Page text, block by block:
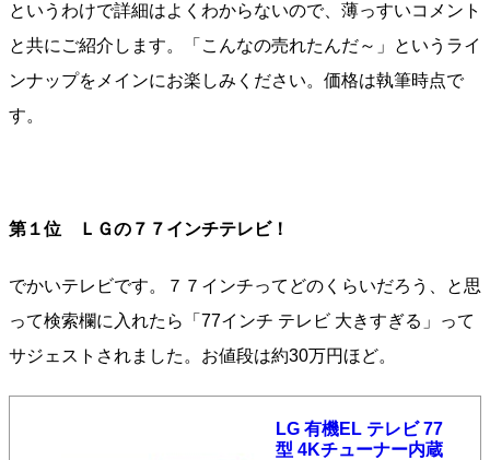
というわけで詳細はよくわからないので、薄っすいコメント
と共にご紹介します。「こんなの売れたんだ～」というライ
ンナップをメインにお楽しみください。価格は執筆時点で
す。
第１位 ＬＧの７７インチテレビ！
でかいテレビです。７７インチってどのくらいだろう、と思
って検索欄に入れたら「77インチ テレビ 大きすぎる」って
サジェストされました。お値段は約30万円ほど。
LG 有機EL テレビ 77
型 4Kチューナー内蔵